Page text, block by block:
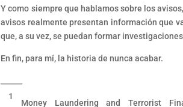
Y como siempre que hablamos sobre los
avisos realmente presentan información que
que, a su vez, se puedan formar
En fin, para mí, la historia de nunca acabar.
1
Money Laundering and Terrorist